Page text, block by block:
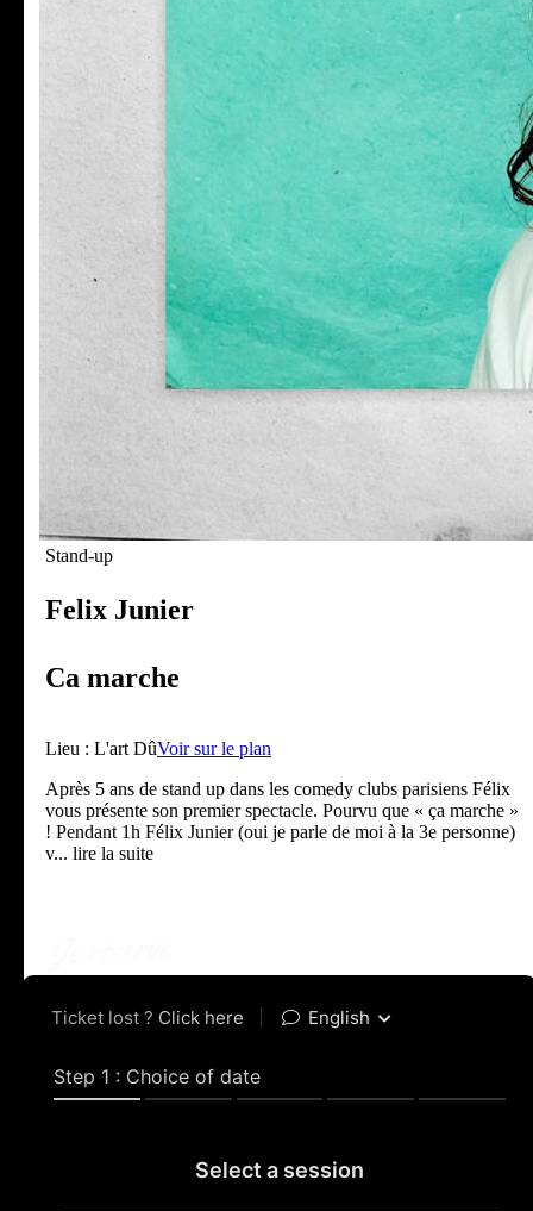
Stand-up
Felix Junier
Ca marche
Lieu : L'art DûVoir sur le plan
Après 5 ans de stand up dans les comedy clubs parisiens Félix
vous présente son premier spectacle. Pourvu que « ça marche »
! Pendant 1h Félix Junier (oui je parle de moi à la 3e personne)
v... lire la suite